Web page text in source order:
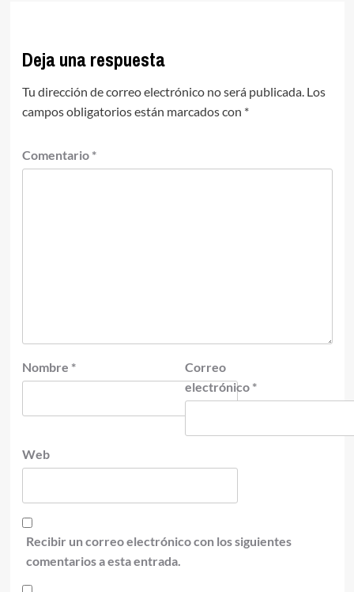
Deja una respuesta
Tu dirección de correo electrónico no será publicada. Los
campos obligatorios están marcados con *
Comentario *
Nombre *
Correo
electrónico *
Web
Recibir un correo electrónico con los siguientes
comentarios a esta entrada.